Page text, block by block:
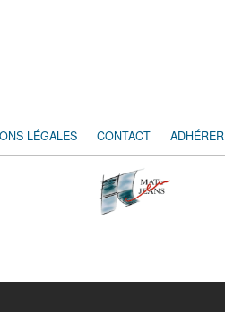
LÉGALES CONTACT ADHÉRER